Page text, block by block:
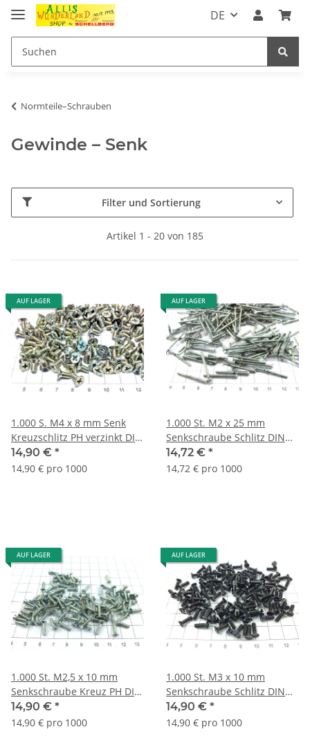
DE
Normteile–Schrauben
Gewinde – Senk
Filter und Sortierung
Artikel 1 - 20 von 185
AUF LAGER
1.000 S. M4 x 8 mm Senk
Kreuzschlitz PH verzinkt DIN
7500 Lagerauflösung S180
14,90 € *
14,90 € pro 1000
AUF LAGER
1.000 St. M2 x 25 mm
Senkschraube Schlitz DIN
963 verzinkt Lagerauflösung
S296
14,72 € *
14,72 € pro 1000
AUF LAGER
1.000 St. M2,5 x 10 mm
Senkschraube Kreuz PH DIN
965 verz. Lagerauflösung
S384
14,90 € *
14,90 € pro 1000
AUF LAGER
1.000 St. M3 x 10 mm
Senkschraube Schlitz DIN
963 schwarz Lagerauflösung
S423
14,90 € *
14,90 € pro 1000